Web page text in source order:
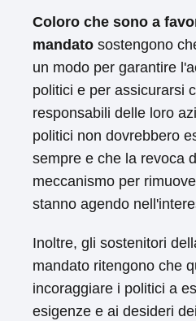
Coloro che sono a
mandato sostengono
un modo per garantire
politici e per assicurarsi
responsabili delle loro
politici non dovrebbero
sempre e che la revoca
meccanismo per
stanno agendo
Inoltre, gli sostenitori
mandato ritengono che
incoraggiare i politici a
esigenze e ai desideri